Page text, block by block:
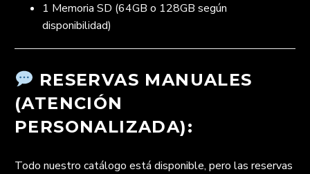
1 Memoria SD (64GB o 128GB según
disponibilidad)
RESERVAS MANUALES
(ATENCIÓN
PERSONALIZADA):
Todo nuestro catálogo está disponible, pero las reservas